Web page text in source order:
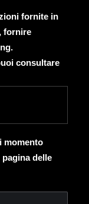
fornite in
fornire
consultare
momento
delle